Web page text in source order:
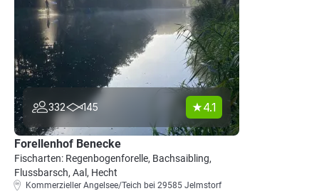
332 145 4.1
Forellenhof Benecke
Fischarten: Regenbogenforelle, Bachsaibling,
Flussbarsch, Aal, Hecht
Kommerzieller Angelsee/Teich bei 29585 Jelmstorf